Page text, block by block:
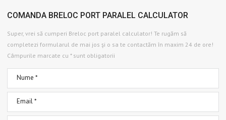
COMANDA BRELOC PORT PARALEL CALCULATOR
Super, vrei să cumperi Breloc port paralel calculator! Te rugăm să
completezi formularul de mai jos şi o sa te contactăm în maxim 24 de ore!
Câmpurile marcate cu * sunt obligatorii